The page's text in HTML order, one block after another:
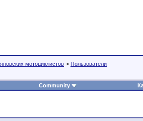
мотоциклистов > Пользователи
Community